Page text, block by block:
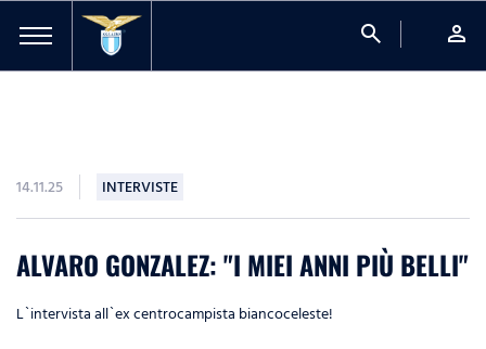
search person
14.11.25 INTERVISTE
ALVARO GONZALEZ: "I MIEI ANNI PIÙ BELLI"
L`intervista all`ex centrocampista biancoceleste!